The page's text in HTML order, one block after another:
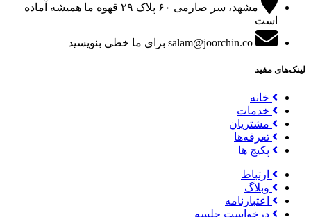
مشهد، سر صارمی ۶۰ پلاک ۲۹
قهوه ما همیشه آماده
است
salam@joorchin.co برای ما خطی بنویسید
لینک‌های مفید
خانه
خدمات
مشتریان
تعرفه‌ها
پکیج ها
ارتباط
وبلاگ
اعتبارنامه
درخواست جلسه